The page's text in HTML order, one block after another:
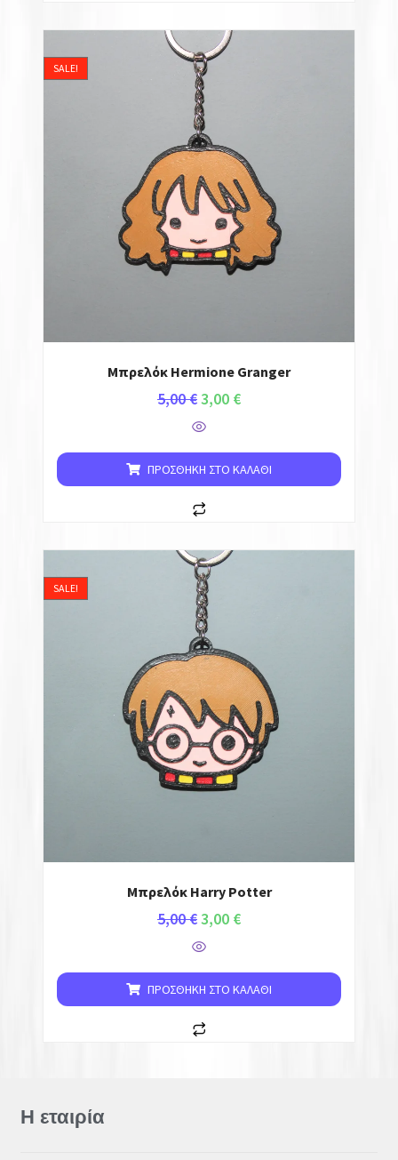
Μπρελόκ Hermione Granger
SALE!
5,00€3,00 €
ΠΡΟΣΘΉΚΗ ΣΤΟ ΚΑΛΆΘΙ
Μπρελόκ Harry Potter
SALE!
5,00€3,00 €
ΠΡΟΣΘΉΚΗ ΣΤΟ ΚΑΛΆΘΙ
Η εταιρία